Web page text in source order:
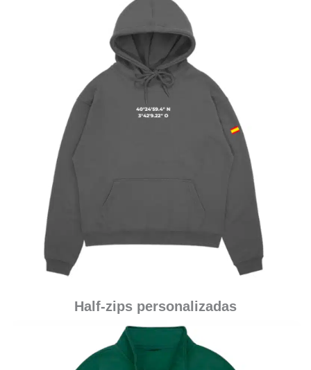
Half-zips personalizadas
Para viajes -Para estudiantes